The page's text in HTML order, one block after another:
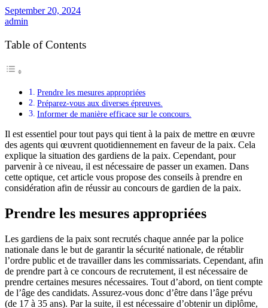
September 20, 2024
admin
Table of Contents
Prendre les mesures appropriées
Préparez-vous aux diverses épreuves.
Informer de manière efficace sur le concours.
Il est essentiel pour tout pays qui tient à la paix de mettre en œuvre
des agents qui œuvrent quotidiennement en faveur de la paix. Cela
explique la situation des gardiens de la paix. Cependant, pour
parvenir à ce niveau, il est nécessaire de passer un examen. Dans
cette optique, cet article vous propose des conseils à prendre en
considération afin de réussir au concours de gardien de la paix.
Prendre les mesures appropriées
Les gardiens de la paix sont recrutés chaque année par la police
nationale dans le but de garantir la sécurité nationale, de rétablir
l’ordre public et de travailler dans les commissariats. Cependant, afin
de prendre part à ce concours de recrutement, il est nécessaire de
prendre certaines mesures nécessaires. Tout d’abord, on tient compte
de l’âge des candidats. Assurez-vous donc d’être dans l’âge prévu
(de 17 à 35 ans). Par la suite, il est nécessaire d’obtenir un diplôme,